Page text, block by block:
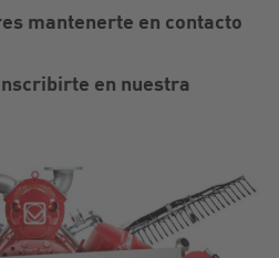
mantenerte en contacto
en nuestra